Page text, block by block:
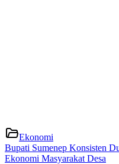
Ekonomi
Bupati Sumenep Konsisten
Ekonomi Masyarakat Desa